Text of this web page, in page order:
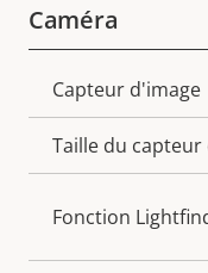
Caméra
Description
de la
propriété
Capteur d'image
Taille du
Fonction